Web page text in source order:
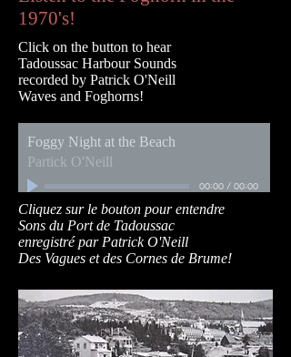
1970's!
Click on the button to hear
Tadoussac Harbour Sounds
recorded by Patrick O'Neill
Waves and Foghorns!
Foggy Night at the Beach
Partick O'Neill
00:00/ 00:00
Cliquez sur le bouton pour entendre
Sons du Port de Tadoussac
enregistré par Patrick O'Neill
Des Vagues et des Cornes de Brume!